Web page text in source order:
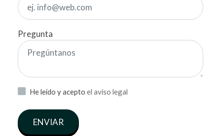
Pregunta
He leído y acepto el aviso legal
ENVIAR